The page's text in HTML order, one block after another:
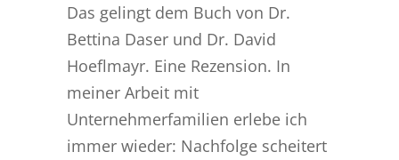
Das gelingt dem Buch von Dr.
Bettina Daser und Dr. David
Hoeflmayr. Eine Rezension. In
meiner Arbeit mit
Unternehmerfamilien erlebe ich
immer wieder: Nachfolge scheitert